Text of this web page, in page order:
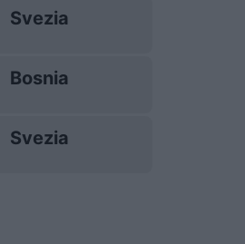
Svezia
Bosnia
Svezia